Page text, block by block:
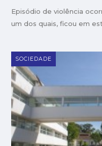
Episódio de violência
um dos quais, ficou em
SOCIEDADE